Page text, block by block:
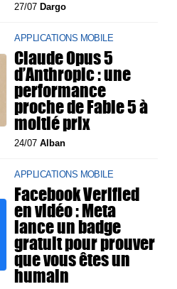
27/07Dargo
APPLICATIONS MOBILE
Claude Opus 5
d’Anthropic : une
performance
proche de Fable 5 à
moitié prix
24/07Alban
APPLICATIONS MOBILE
Facebook Verified
en vidéo : Meta
lance un badge
gratuit pour prouver
que vous êtes un
humain